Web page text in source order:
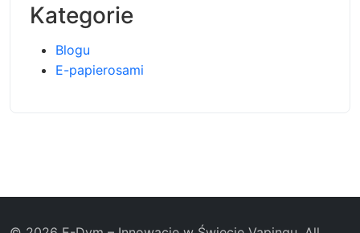
Kategorie
Blogu
E-papierosami